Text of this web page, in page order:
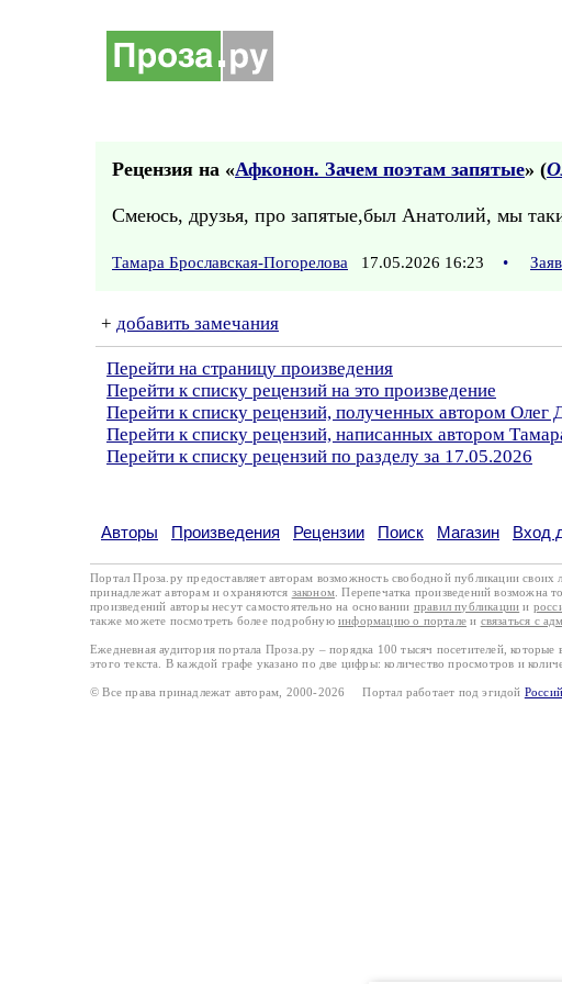
Рецензия на «Афконон. Зачем поэтам запятые» (
Смеюсь, друзья, про запятые,был Анатолий, мы
Тамара Брославская-Погорелова 17.05.2026 16:23 •
+ добавить замечания
Перейти на страницу произведения
Перейти к списку рецензий на это произведение
Перейти к списку рецензий, полученных автором Олег
Перейти к списку рецензий, написанных автором
Перейти к списку рецензий по разделу за 17.05.2026
Авторы Произведения Рецензии Поиск Магазин Вход
Портал Проза.ру предоставляет авторам возможность свободной публикации
принадлежат авторам и охраняются законом . Перепечатка произведений возможна
произведений авторы несут самостоятельно на основании правил публикации и
также можете посмотреть более подробную информацию о портале и связаться с
Ежедневная аудитория портала Проза.ру – порядка 100 тысяч посетителей,
этого текста. В каждой графе указано по две цифры: количество просмотров и
© Все права принадлежат авторам, 2000-2026 Портал работает под эгидой